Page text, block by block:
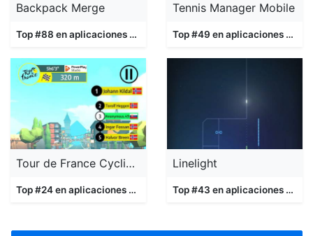
Backpack Merge
Top #88 en aplicaciones
Juegos
Tennis Manager Mobile
Top #49 en aplicaciones
Tour de France Cycling Legends
Top #24 en aplicaciones
Juegos
Linelight
Top #43 en aplicaciones